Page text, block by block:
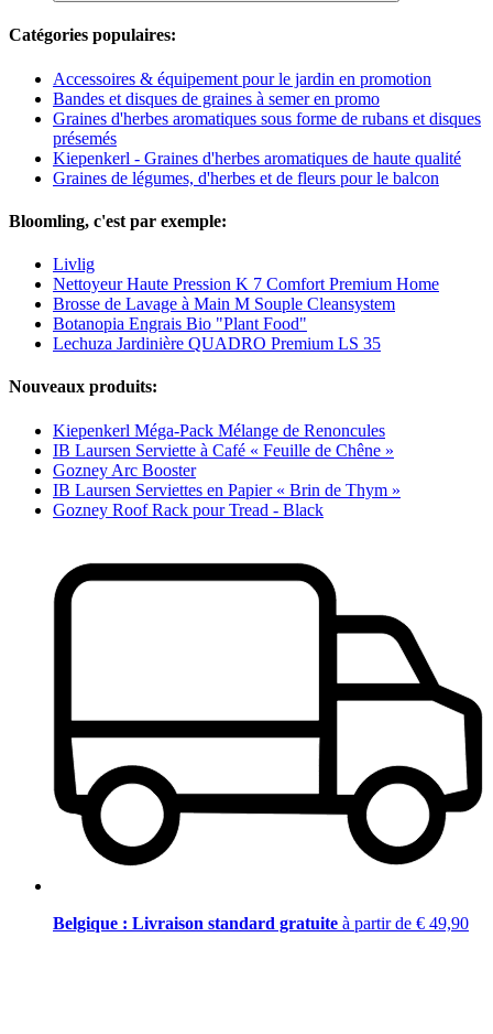
Catégories populaires:
Accessoires & équipement pour le jardin en promotion
Bandes et disques de graines à semer en promo
Graines d'herbes aromatiques sous forme de rubans et disques
présemés
Kiepenkerl - Graines d'herbes aromatiques de haute qualité
Graines de légumes, d'herbes et de fleurs pour le balcon
Bloomling, c'est par exemple:
Livlig
Nettoyeur Haute Pression K 7 Comfort Premium Home
Brosse de Lavage à Main M Souple Cleansystem
Botanopia Engrais Bio "Plant Food"
Lechuza Jardinière QUADRO Premium LS 35
Nouveaux produits:
Kiepenkerl Méga-Pack Mélange de Renoncules
IB Laursen Serviette à Café « Feuille de Chêne »
Gozney Arc Booster
IB Laursen Serviettes en Papier « Brin de Thym »
Gozney Roof Rack pour Tread - Black
Belgique : Livraison standard gratuite à partir de € 49,90